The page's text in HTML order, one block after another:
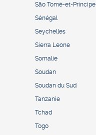
São Tomé-et-Principe
Sénégal
Seychelles
Sierra Leone
Somalie
Soudan
Soudan du Sud
Tanzanie
Tchad
Togo